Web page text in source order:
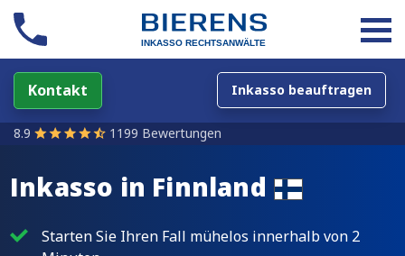
Kontakt Inkasso beauftragen
8.9 1199 Bewertungen
Inkasso in Finnland
Starten Sie Ihren Fall mühelos innerhalb von 2